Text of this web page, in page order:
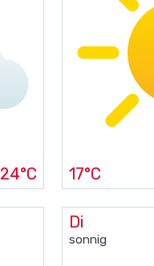
24°C 17°C
Di
sonnig